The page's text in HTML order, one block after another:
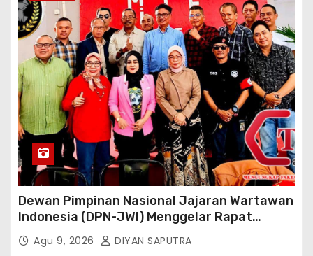
Dewan Pimpinan Nasional Jajaran Wartawan
Indonesia (DPN-JWI) Menggelar Rapat
Konsolidasi Dan Restrukturisasi Di Jakarta
Agu 9, 2026 DIYAN SAPUTRA